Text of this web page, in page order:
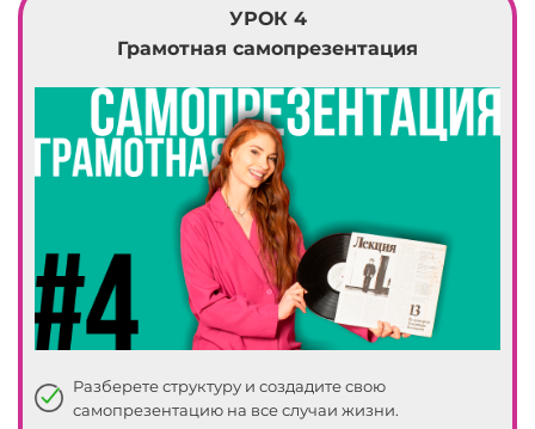
УРОК 4
Грамотная самопрезентация
Разберете структуру и создадите свою
самопрезентацию на все случаи жизни.